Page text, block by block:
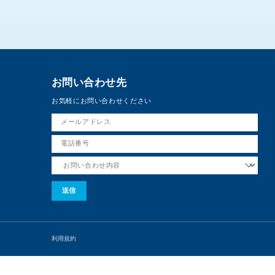
お問い合わせ先
お気軽にお問い合わせください
利用規約